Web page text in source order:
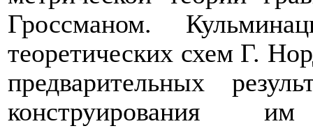
Гроссманом.
теоретических схем Г.
предварительных
конструирования